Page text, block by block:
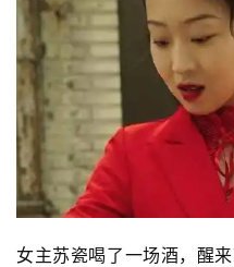
女主苏瓷喝了一场酒，醒